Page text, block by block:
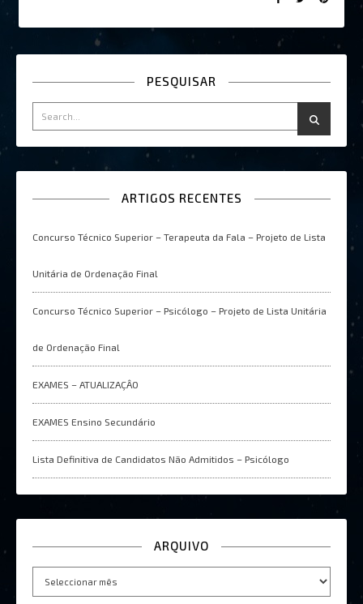
PESQUISAR
ARTIGOS RECENTES
Concurso Técnico Superior – Terapeuta da Fala – Projeto de Lista
Unitária de Ordenação Final
Concurso Técnico Superior – Psicólogo – Projeto de Lista Unitária
de Ordenação Final
EXAMES – ATUALIZAÇÂO
EXAMES Ensino Secundário
Lista Definitiva de Candidatos Não Admitidos – Psicólogo
ARQUIVO
Arquivo